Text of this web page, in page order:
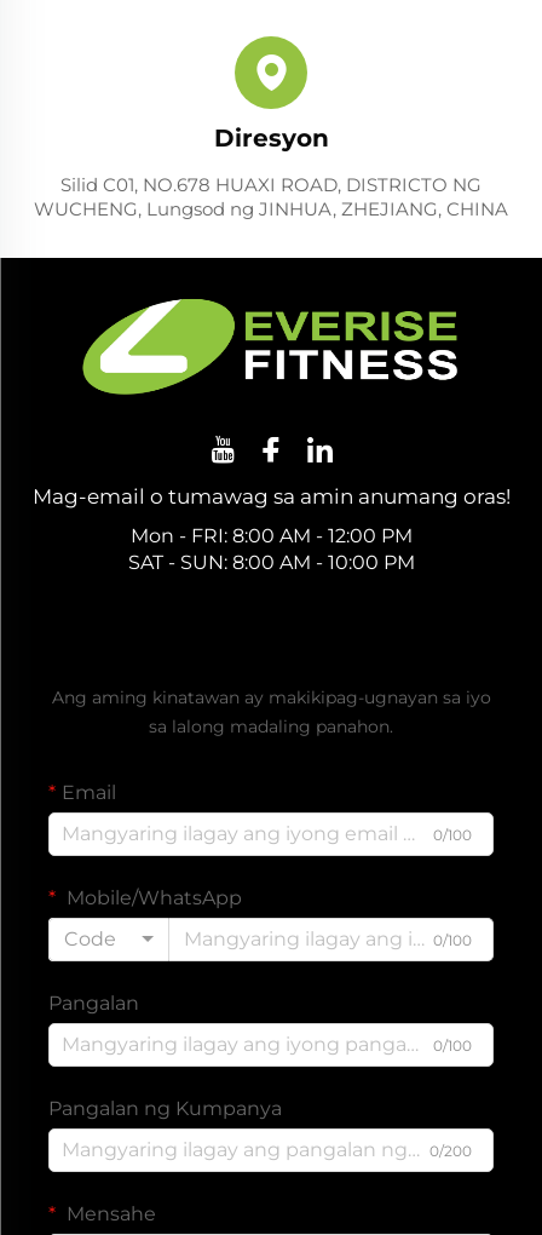
Diresyon
Silid C01, NO.678 HUAXI ROAD, DISTRICTO NG
WUCHENG, Lungsod ng JINHUA, ZHEJIANG, CHINA
Mag-email o tumawag sa amin anumang oras!
Mon - FRI: 8:00 AM - 12:00 PM
SAT - SUN: 8:00 AM - 10:00 PM
Ang aming kinatawan ay makikipag-ugnayan sa iyo
sa lalong madaling panahon.
Email
0/100
Mobile/WhatsApp
Code
0/100
Pangalan
0/100
Pangalan ng Kumpanya
0/200
Mensahe